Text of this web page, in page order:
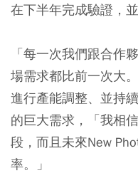
在下半年完成驗證，
「每一次我們跟合作
場需求都比前一次大
進行產能調整、並持
的巨大需求，「我相
段，而且未來New
率。」